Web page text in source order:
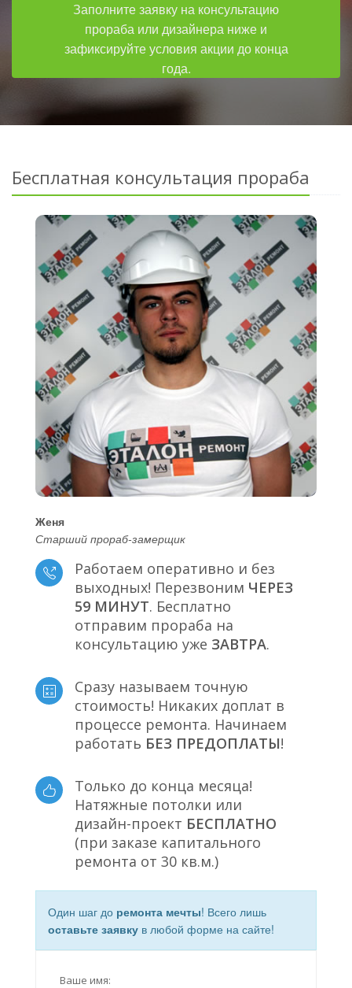
Заполните заявку на консультацию
прораба или дизайнера ниже и
зафиксируйте условия акции до конца
года.
Бесплатная консультация прораба
Женя
Старший прораб-замерщик
Работаем оперативно и без
выходных! Перезвоним ЧЕРЕЗ
59 МИНУТ. Бесплатно
отправим прораба на
консультацию уже ЗАВТРА.
Сразу называем точную
стоимость! Никаких доплат в
процессе ремонта. Начинаем
работать БЕЗ ПРЕДОПЛАТЫ!
Только до конца месяца!
Натяжные потолки или
дизайн-проект БЕСПЛАТНО
(при заказе капитального
ремонта от 30 кв.м.)
Один шаг до ремонта мечты! Всего лишь
оставьте заявку в любой форме на сайте!
Ваше имя: